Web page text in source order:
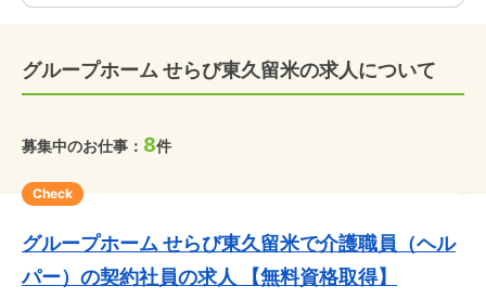
グループホーム せらび東久留米の求人について
募集中のお仕事： 8件
Check
グループホーム せらび東久留米で介護職員（ヘル
パー）の契約社員の求人 【無料資格取得】